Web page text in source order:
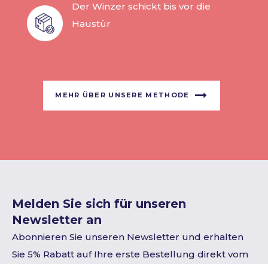
Der Winzer schickt bis vor die
Haustür
MEHR ÜBER UNSERE METHODE
Melden Sie sich für unseren
Newsletter an
Abonnieren Sie unseren Newsletter und erhalten
Sie 5% Rabatt auf Ihre erste Bestellung direkt vom